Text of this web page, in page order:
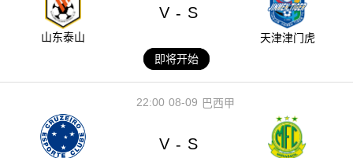
山东泰山
V - S
天津津门虎
即将开始
08-09
22:00 巴西甲
V - S